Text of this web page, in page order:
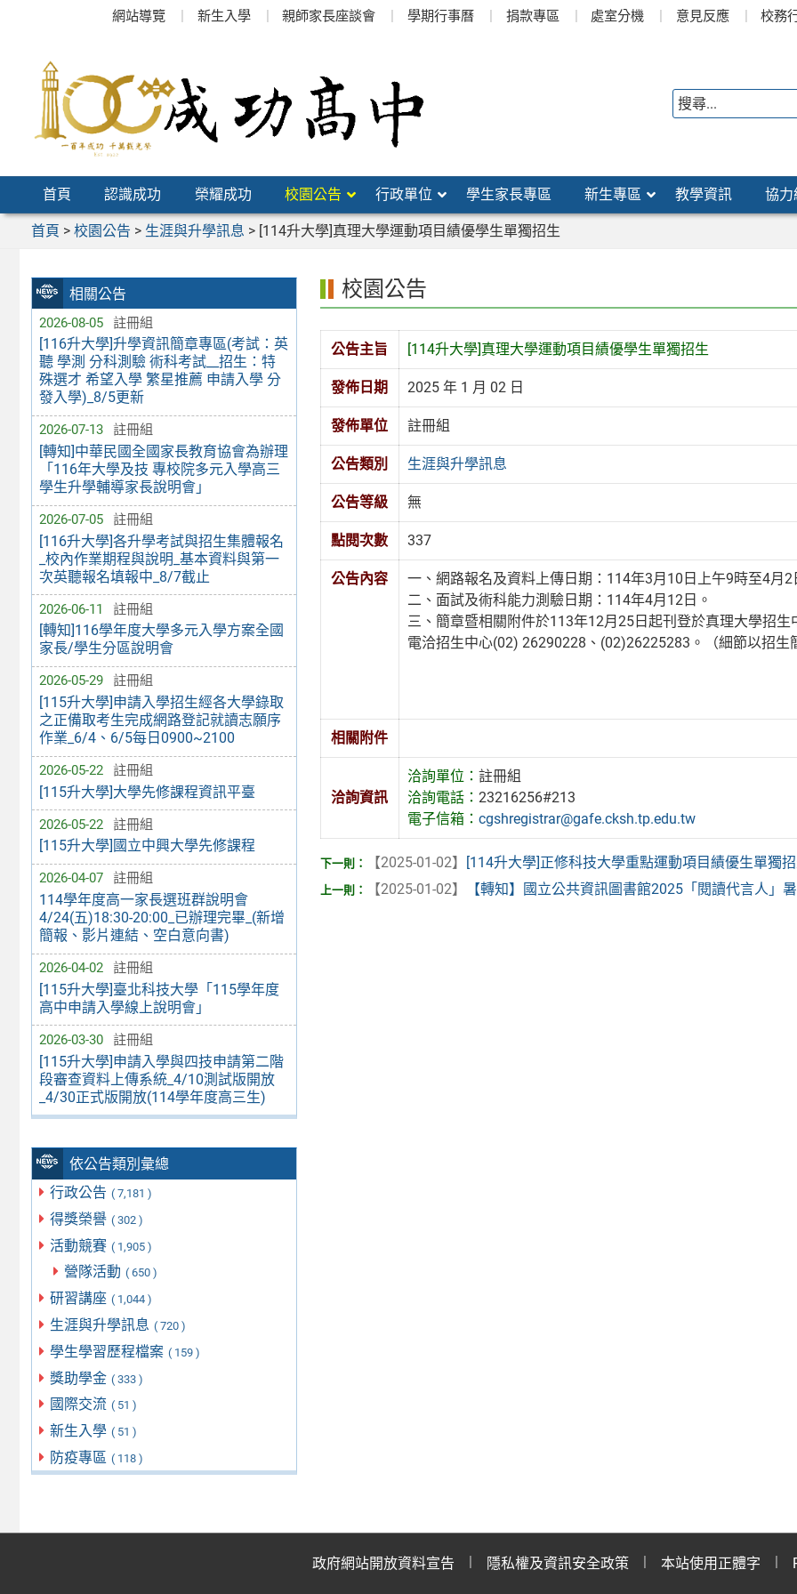
網站導覽 新生入學 親師家長座談會 學期行事曆 捐款專區 處室分機 意見反應 校務
首頁 認識成功 榮耀成功 校園公告 行政單位 學生家長專區 新生專區 教學資訊 協力
首頁 > 校園公告 > 生涯與升學訊息 > [114升大學]真理大學運動項目績優學生單獨招生
相關公告
2026-08-05 註冊組
[116升大學]升學資訊簡章專區(考試：英
聽 學測 分科測驗 術科考試__招生：特
殊選才 希望入學 繁星推薦 申請入學 分
發入學)_8/5更新
2026-07-13 註冊組
[轉知]中華民國全國家長教育協會為辦理
「116年大學及技 專校院多元入學高三
學生升學輔導家長說明會」
2026-07-05 註冊組
[116升大學]各升學考試與招生集體報名
_校內作業期程與說明_基本資料與第一
次英聽報名填報中_8/7截止
2026-06-11 註冊組
[轉知]116學年度大學多元入學方案全國
家長/學生分區說明會
2026-05-29 註冊組
[115升大學]申請入學招生經各大學錄取
之正備取考生完成網路登記就讀志願序
作業_6/4、6/5每日0900~2100
2026-05-22 註冊組
[115升大學]大學先修課程資訊平臺
2026-05-22 註冊組
[115升大學]國立中興大學先修課程
2026-04-07 註冊組
114學年度高一家長選班群說明會
4/24(五)18:30-20:00_已辦理完畢_(新增
簡報、影片連結、空白意向書)
2026-04-02 註冊組
[115升大學]臺北科技大學「115學年度
高中申請入學線上說明會」
2026-03-30 註冊組
[115升大學]申請入學與四技申請第二階
段審查資料上傳系統_4/10測試版開放
_4/30正式版開放(114學年度高三生)
依公告類別彙總
行政公告 ( 7,181 )
得獎榮譽 ( 302 )
活動競賽 ( 1,905 )
營隊活動 ( 650 )
研習講座 ( 1,044 )
生涯與升學訊息 ( 720 )
學生學習歷程檔案 ( 159 )
獎助學金 ( 333 )
國際交流 ( 51 )
新生入學 ( 51 )
防疫專區 ( 118 )
校園公告
公告主旨 [114升大學]真理大學運動項目績優學生單獨招生
發佈日期 2025 年 1 月 02 日
發佈單位 註冊組
公告類別 生涯與升學訊息
公告等級 無
點閱次數 337
公告內容
一、網路報名及資料上傳日期：114年3月10日上午9時至4月2
二、面試及術科能力測驗日期：114年4月12日。
三、簡章暨相關附件於113年12月25日起刊登於真理大學招
電洽招生中心(02) 26290228、(02)26225283。（細節以招生
相關附件
洽詢資訊
洽詢單位：註冊組
洽詢電話：23216256#213
電子信箱：cgshregistrar@gafe.cksh.tp.edu.tw
【2025-01-02】
[114升大學]正修科技大學重點運動項目績優生單獨
【2025-01-02】
【轉知】國立公共資訊圖書館2025「閱讀代言人」
政府網站開放資料宣告 隱私權及資訊安全政策 本站使用正體字